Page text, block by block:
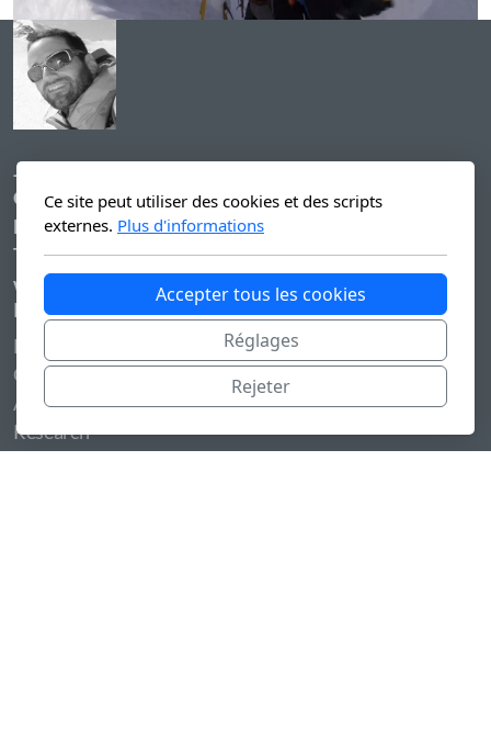
Josep Sola
Guide de Montagne UIAGM
E-mail: josep@jmsola.net
Tel: +41 79 768 9800
www.jmsola.net
/www.guide-ovronnaz.ch
Menu principal
Home
Guide
Aktiia
Research
Ce site peut utiliser des cookies et des scripts
externes. Plus d'informations
Accepter tous les cookies
Réglages
Rejeter